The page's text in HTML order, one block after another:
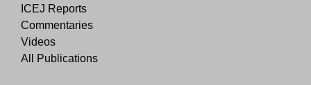
ICEJ Reports
Commentaries
Videos
All Publications